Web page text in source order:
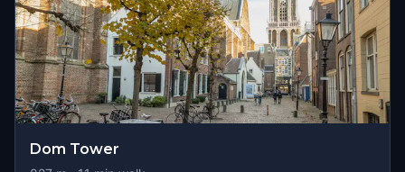
Dom Tower